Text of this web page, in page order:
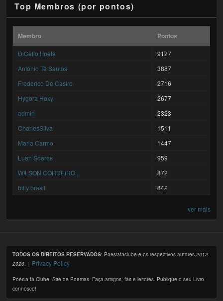
Top Membros (por pontos)
Membro Pontos
DiCello Poeta
9127
António Tê Santos
3887
Frederico De Castro
2716
Hygora Hoxy
2677
admin
2323
CharlesSilva
1511
Maria Carmo
1447
Luan Soares
959
WILSON CORDEIRO...
872
billy brasil
842
ver mais
TODOS OS DIREITOS RESERVADOS: Poesiafaclube e os respectivos autores2012-
2026. | Privacy Policy
Poesia fã Clube. Site de Poemas. Faça amigos, fãs e leitores. Publique o seu Livro
connosco!